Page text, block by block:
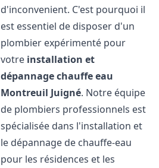
d'inconvenient. C'est pourquoi il
est essentiel de disposer d'un
plombier expérimenté pour
votre installation et
dépannage chauffe eau
Montreuil Juigné. Notre équipe
de plombiers professionnels est
spécialisée dans l'installation et
le dépannage de chauffe-eau
pour les résidences et les